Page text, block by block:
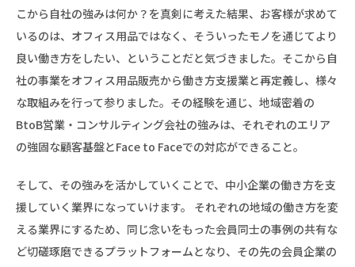
こから自社の強みは何か？を真剣に考えた結果、お客様が求めて
いるのは、オフィス用品ではなく、そういったモノを通じてより
良い働き方をしたい、ということだと気づきました。そこから自
社の事業をオフィス用品販売から働き方支援業と再定義し、様々
な取組みを行って参りました。その経験を通じ、地域密着の
BtoB営業・コンサルティング会社の強みは、それぞれのエリア
の強固な顧客基盤とFace to Faceでの対応ができること。
そして、その強みを活かしていくことで、中小企業の働き方を支
援していく業界になっていけます。 それぞれの地域の働き方を変
える業界にするため、同じ念いをもった会員同士の事例の共有な
ど切磋琢磨できるプラットフォームとなり、その先の会員企業の